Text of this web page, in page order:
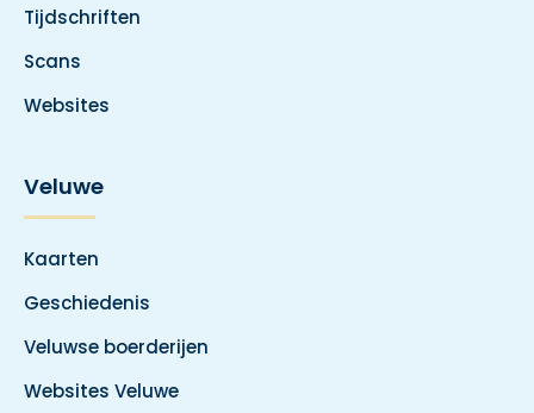
Tijdschriften
Scans
Websites
Veluwe
Kaarten
Geschiedenis
Veluwse boerderijen
Websites Veluwe